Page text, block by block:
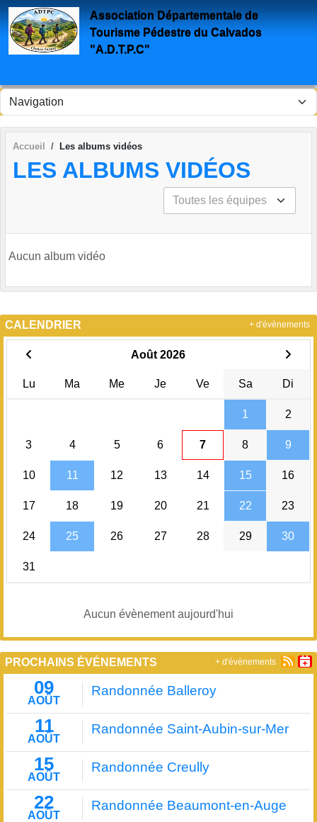
Association Départementale de
Tourisme Pédestre du Calvados
"A.D.T.P.C"
Accueil Les albums vidéos
LES ALBUMS VIDÉOS
Aucun album vidéo
CALENDRIER
Août 2026
Lu Ma Me Je Ve Sa Di
1 2
3 4 5 6 7 8 9
10 11 12 13 14 15 16
17 18 19 20 21 22 23
24 25 26 27 28 29 30
31
Aucun évènement aujourd'hui
+ d'évènements
PROCHAINS ÉVÉNEMENTS
09
AOÛT
Randonnée Balleroy
11
AOÛT
Randonnée Saint-Aubin-sur-Mer
15
AOÛT
Randonnée Creully
22
AOÛT
Randonnée Beaumont-en-Auge
+ d'évènements
Panneau de gestion des cookies